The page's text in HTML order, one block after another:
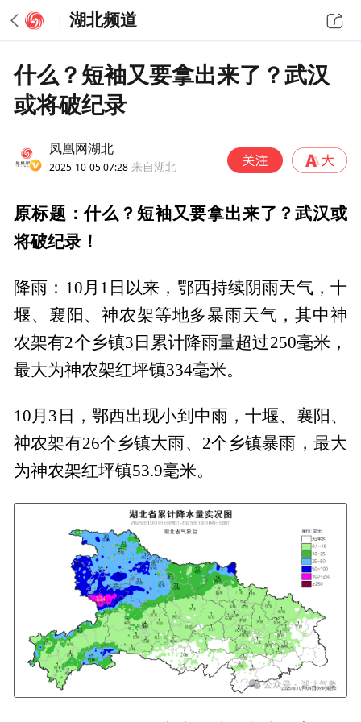
湖北频道
什么？短袖又要拿出来了？武汉
或将破纪录
凤凰网湖北
2025-10-05 07:28 来自湖北
原标题：什么？短袖又要拿出来了？武汉或
将破纪录！
降雨：10月1日以来，鄂西持续阴雨天气，十
堰、襄阳、神农架等地多暴雨天气，其中神
农架有2个乡镇3日累计降雨量超过250毫米，
最大为神农架红坪镇334毫米。
10月3日，鄂西出现小到中雨，十堰、襄阳、
神农架有26个乡镇大雨、2个乡镇暴雨，最大
为神农架红坪镇53.9毫米。